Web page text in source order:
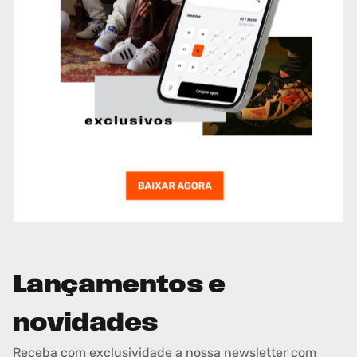
Lançamentos e
novidades
Receba com exclusividade a nossa newsletter com